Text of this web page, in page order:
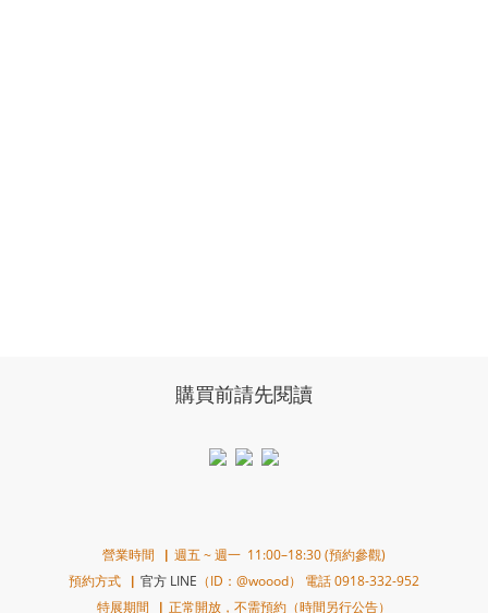
購買前請先閱讀
營業時間▕ 週五 ~ 週一 11:00–18:30 (預約參觀)
預約方式▕ 官方 LINE （ID：@woood） 電話 0918-332-952
特展期間▕ 正常開放，不需預約（時間另行公告）